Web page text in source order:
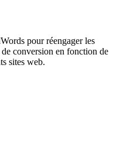
pour réengager les
conversion en fonction de
sites web.